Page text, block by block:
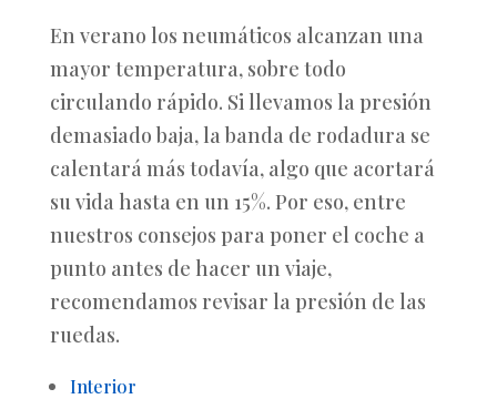
En verano los neumáticos alcanzan una
mayor temperatura, sobre todo
circulando rápido. Si llevamos la presión
demasiado baja, la banda de rodadura se
calentará más todavía, algo que acortará
su vida hasta en un 15%. Por eso, entre
nuestros consejos para poner el coche a
punto antes de hacer un viaje,
recomendamos revisar la presión de las
ruedas.
Interior